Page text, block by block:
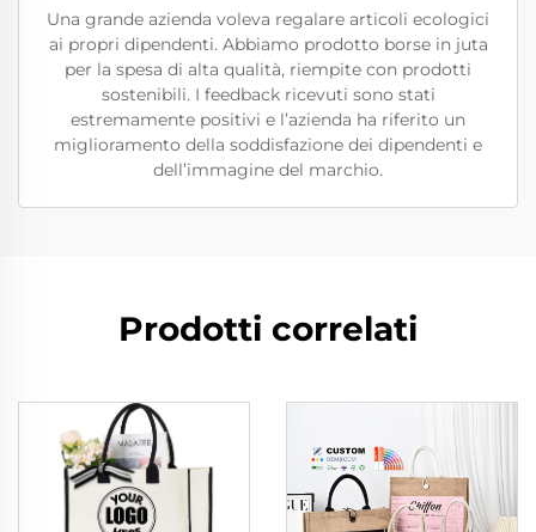
Una grande azienda voleva regalare articoli ecologici
ai propri dipendenti. Abbiamo prodotto borse in juta
per la spesa di alta qualità, riempite con prodotti
sostenibili. I feedback ricevuti sono stati
estremamente positivi e l’azienda ha riferito un
miglioramento della soddisfazione dei dipendenti e
dell’immagine del marchio.
Prodotti correlati